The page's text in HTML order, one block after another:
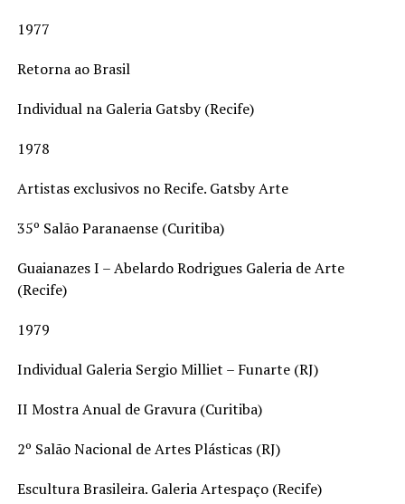
1977
Retorna ao Brasil
Individual na Galeria Gatsby (Recife)
1978
Artistas exclusivos no Recife. Gatsby Arte
35º Salão Paranaense (Curitiba)
Guaianazes I – Abelardo Rodrigues Galeria de Arte
(Recife)
1979
Individual Galeria Sergio Milliet – Funarte (RJ)
II Mostra Anual de Gravura (Curitiba)
2º Salão Nacional de Artes Plásticas (RJ)
Escultura Brasileira. Galeria Artespaço (Recife)